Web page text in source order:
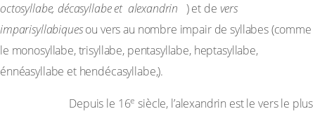
octosyllabe, décasyllabe et alexandrin ) et de vers
imparisyllabiquesou vers au nombre impair de syllabes (comme
le monosyllabe, trisyllabe, pentasyllabe, heptasyllabe,
énnéasyllabe et hendécasyllabe,).
Depuis le 16e siècle, l’alexandrin est le vers le plus